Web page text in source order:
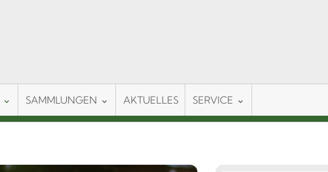
SAMMLUNGEN AKTUELLES SERVICE